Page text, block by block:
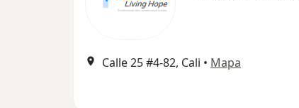
Calle 25 #4-82, Cali • Mapa